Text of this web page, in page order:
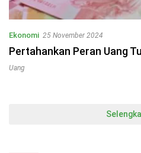
Ekonomi 25 November 2024
Pertahankan Peran Uang
Uang